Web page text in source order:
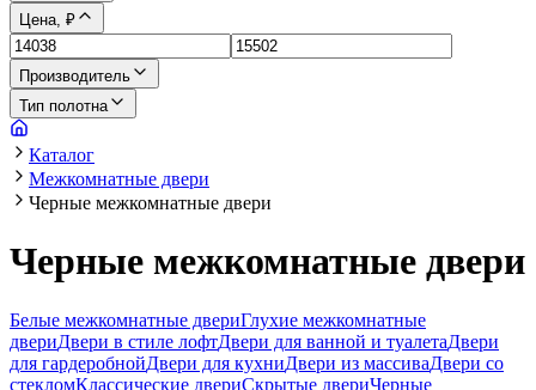
Цена, ₽
Производитель
Тип полотна
Каталог
Межкомнатные двери
Черные межкомнатные двери
Черные межкомнатные двери
Белые межкомнатные двериГлухие межкомнатные
двериДвери в стиле лофтДвери для ванной и туалетаДвери
для гардеробнойДвери для кухниДвери из массиваДвери со
стекломКлассические двериСкрытые двериЧерные